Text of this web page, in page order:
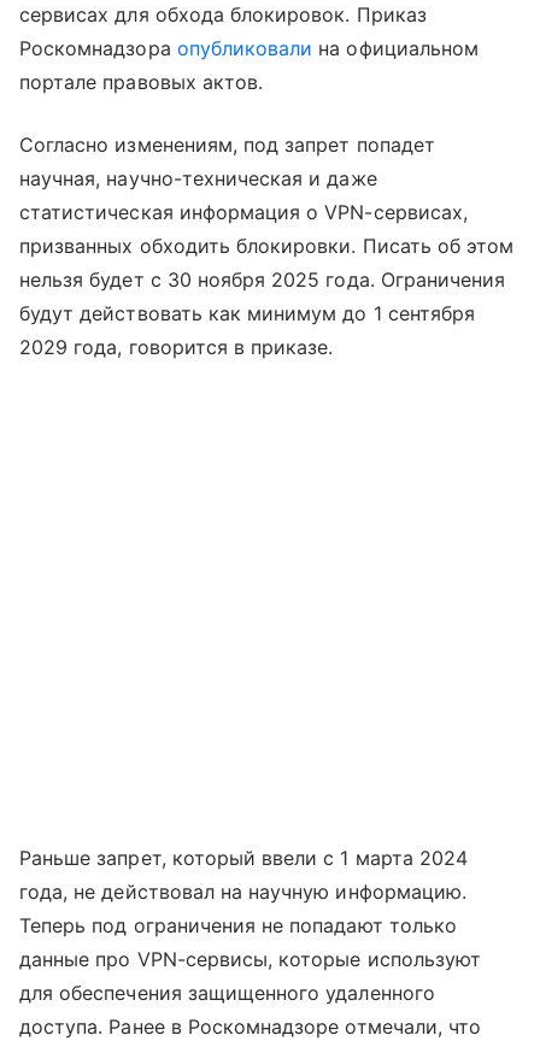
сервисах для обхода блокировок. Приказ
Роскомнадзора опубликовали на официальном
портале правовых актов.
Согласно изменениям, под запрет попадет
научная, научно-техническая и даже
статистическая информация о VPN-сервисах,
призванных обходить блокировки. Писать об этом
нельзя будет с 30 ноября 2025 года. Ограничения
будут действовать как минимум до 1 сентября
2029 года, говорится в приказе.
Раньше запрет, который ввели с 1 марта 2024
года, не действовал на научную информацию.
Теперь под ограничения не попадают только
данные про VPN-сервисы, которые используют
для обеспечения защищенного удаленного
доступа. Ранее в Роскомнадзоре отмечали, что